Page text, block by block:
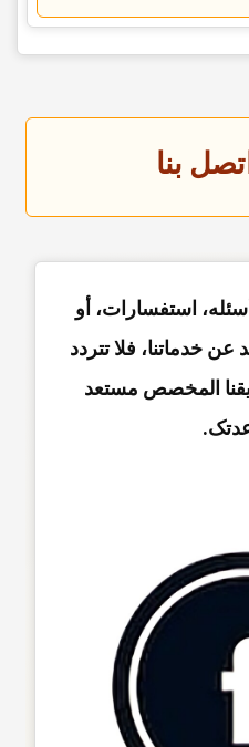
بنا
استفسارات، أو
خدماتنا، فلا تتردد
المخصص مستعد